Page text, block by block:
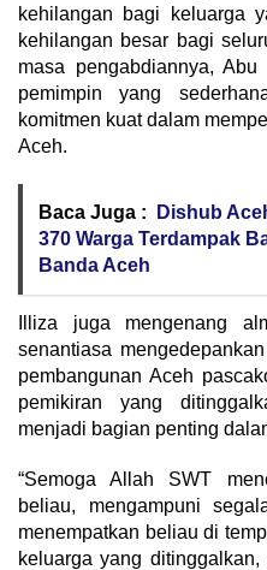
kehilangan bagi keluarga
kehilangan besar bagi
masa pengabdiannya,
pemimpin yang
komitmen kuat dalam
Aceh.
Baca Juga :
Dishub
370 Warga Terdampak
Banda Aceh
Illiza juga mengenang
senantiasa
pembangunan Aceh
pemikiran yang
menjadi bagian penting
“Semoga Allah SWT
beliau, mengampuni
menempatkan beliau di
keluarga yang